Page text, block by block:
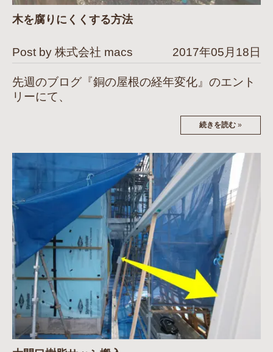
木を腐りにくくする方法
Post by 株式会社 macs 2017年05月18日
先週のブログ『銅の屋根の経年変化』のエント
リーにて、
続きを読む »